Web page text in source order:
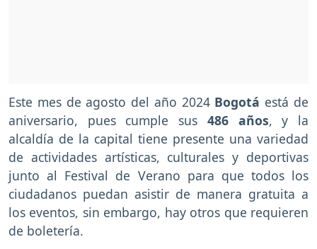
Este mes de agosto del año 2024 Bogotá está de
aniversario, pues cumple sus 486 años, y la
alcaldía de la capital tiene presente una variedad
de actividades artísticas, culturales y deportivas
junto al Festival de Verano para que todos los
ciudadanos puedan asistir de manera gratuita a
los eventos, sin embargo, hay otros que requieren
de boletería.